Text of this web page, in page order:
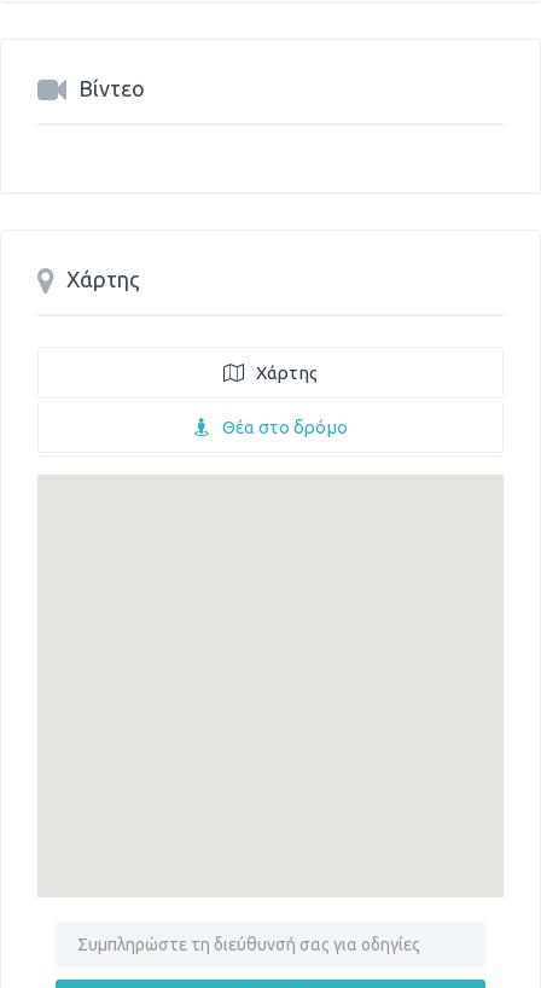
Βίντεο
Χάρτης
Χάρτης
Θέα στο δρόμο